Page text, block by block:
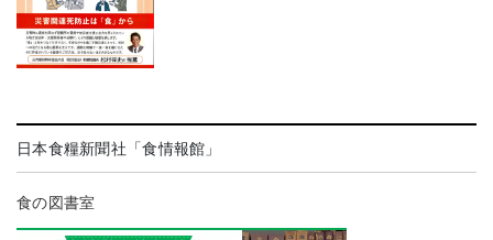
日本食糧新聞社「食情報館」
食の図書室